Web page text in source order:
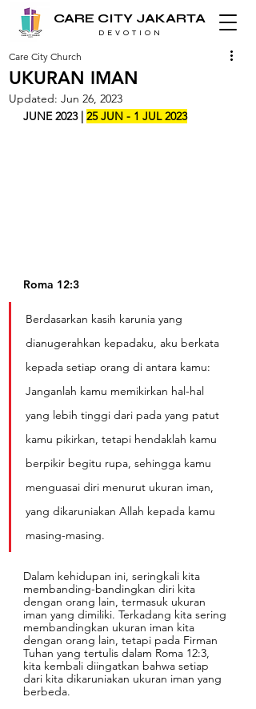
CARE CITY JAKARTA
D E V O T I O N
UKURAN IMAN
Care City Church
Updated: Jun 26, 2023
JUNE 2023 | 25 JUN - 1 JUL 2023
Roma 12:3
Berdasarkan kasih karunia yang
dianugerahkan kepadaku, aku berkata
kepada setiap orang di antara kamu:
Janganlah kamu memikirkan hal-hal
yang lebih tinggi dari pada yang patut
kamu pikirkan, tetapi hendaklah kamu
berpikir begitu rupa, sehingga kamu
menguasai diri menurut ukuran iman,
yang dikaruniakan Allah kepada kamu
masing-masing.
Dalam kehidupan ini, seringkali kita
membanding-bandingkan diri kita
dengan orang lain, termasuk ukuran
iman yang dimiliki. Terkadang kita sering
membandingkan ukuran iman kita
dengan orang lain, tetapi pada Firman
Tuhan yang tertulis dalam Roma 12:3,
kita kembali diingatkan bahwa setiap
dari kita dikaruniakan ukuran iman yang
berbeda.